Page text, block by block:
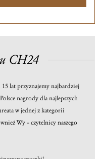
CH24
15 lat przyznajemy najbardziej
nagrody dla najlepszych
w jednej z kategorii
Wy – czytelnicy naszego